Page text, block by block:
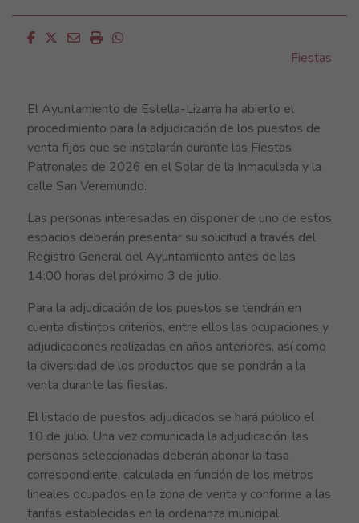
Facebook
Twitter
EmailImprimirWhatsapp
Fiestas
El Ayuntamiento de Estella-Lizarra ha abierto el
procedimiento para la adjudicación de los puestos de
venta fijos que se instalarán durante las Fiestas
Patronales de 2026 en el Solar de la Inmaculada y la
calle San Veremundo.
Las personas interesadas en disponer de uno de estos
espacios deberán presentar su solicitud a través del
Registro General del Ayuntamiento antes de las
14:00 horas del próximo 3 de julio.
Para la adjudicación de los puestos se tendrán en
cuenta distintos criterios, entre ellos las ocupaciones y
adjudicaciones realizadas en años anteriores, así como
la diversidad de los productos que se pondrán a la
venta durante las fiestas.
El listado de puestos adjudicados se hará público el
10 de julio. Una vez comunicada la adjudicación, las
personas seleccionadas deberán abonar la tasa
correspondiente, calculada en función de los metros
lineales ocupados en la zona de venta y conforme a las
tarifas establecidas en la ordenanza municipal.